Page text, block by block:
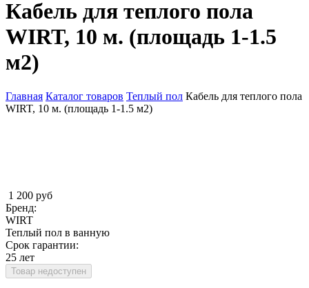
Кабель для теплого пола
WIRT, 10 м. (площадь 1-1.5
м2)
Вы здесь
Главная Каталог товаров Теплый пол Кабель для теплого пола
WIRT, 10 м. (площадь 1-1.5 м2)
1 200 руб
Бренд:
WIRT
Теплый пол в ванную
Срок гарантии:
25 лет
Товар недоступен